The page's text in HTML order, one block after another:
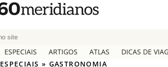
ESPECIAIS ARTIGOS ATLAS DICAS DE
ESPECIAIS » GASTRONOMIA